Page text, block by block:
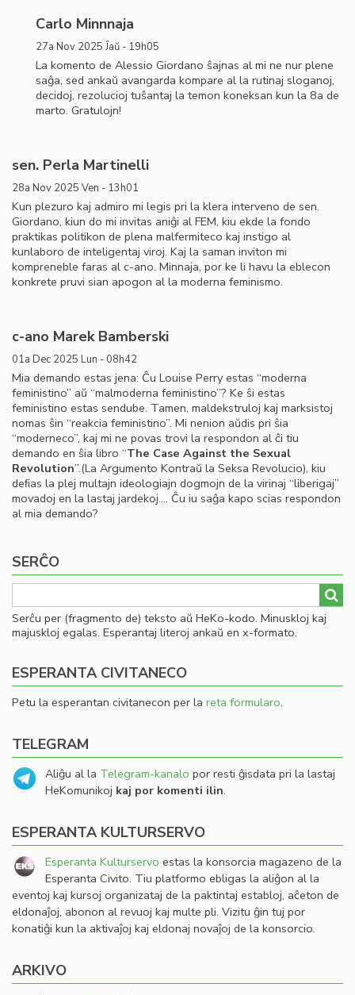
Carlo Minnnaja
27a Nov 2025 Ĵaŭ - 19h05
La komento de Alessio Giordano ŝajnas al mi ne nur plene
saĝa, sed ankaŭ avangarda kompare al la rutinaj sloganoj,
decidoj, rezolucioj tuŝantaj la temon koneksan kun la 8a de
marto. Gratulojn!
sen. Perla Martinelli
28a Nov 2025 Ven - 13h01
Kun plezuro kaj admiro mi legis pri la klera interveno de sen.
Giordano, kiun do mi invitas aniĝi al FEM, kiu ekde la fondo
praktikas politikon de plena malfermiteco kaj instigo al
kunlaboro de inteligentaj viroj. Kaj la saman inviton mi
kompreneble faras al c-ano. Minnaja, por ke li havu la eblecon
konkrete pruvi sian apogon al la moderna feminismo.
c-ano Marek Bamberski
01a Dec 2025 Lun - 08h42
Mia demando estas jena: Ĉu Louise Perry estas “moderna
feministino” aŭ “malmoderna feministino”? Ke ŝi estas
feministino estas sendube. Tamen, maldekstruloj kaj marksistoj
nomas ŝin “reakcia feministino”. Mi nenion aŭdis pri ŝia
“moderneco”, kaj mi ne povas trovi la respondon al ĉi tiu
demando en ŝia libro “The Case Against the Sexual
Revolution”.(La Argumento Kontraŭ la Seksa Revolucio), kiu
deﬁas la plej multajn ideologiajn dogmojn de la virinaj “liberigaj”
movadoj en la lastaj jardekoj…. Ĉu iu saĝa kapo scias respondon
al mia demando?
SERĈO
Serĉu per (fragmento de) teksto aŭ HeKo-kodo. Minuskloj kaj
majuskloj egalas. Esperantaj literoj ankaŭ en x-formato.
ESPERANTA CIVITANECO
Petu la esperantan civitanecon per la reta formularo.
TELEGRAM
Aliĝu al la Telegram-kanalo por resti ĝisdata pri la lastaj
HeKomunikoj kaj por komenti ilin.
ESPERANTA KULTURSERVO
Esperanta Kulturservo estas la konsorcia magazeno de la
Esperanta Civito. Tiu platformo ebligas la aliĝon al la
eventoj kaj kursoj organizataj de la paktintaj establoj, aĉeton de
eldonaĵoj, abonon al revuoj kaj multe pli. Vizitu ĝin tuj por
konatiĝi kun la aktivaĵoj kaj eldonaj novaĵoj de la konsorcio.
ARKIVO